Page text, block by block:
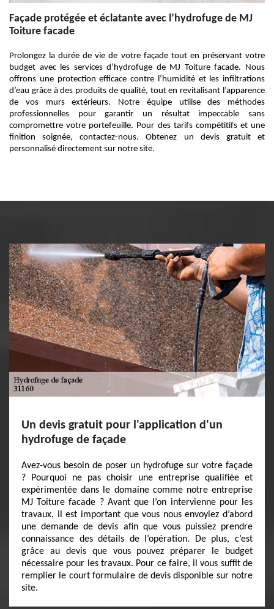
Façade protégée et éclatante avec l’hydrofuge de MJ
Toiture facade
Prolongez la durée de vie de votre façade tout en préservant votre
budget avec les services d’hydrofuge de MJ Toiture facade. Nous
offrons une protection efficace contre l’humidité et les infiltrations
d’eau grâce à des produits de qualité, tout en revitalisant l’apparence
de vos murs extérieurs. Notre équipe utilise des méthodes
professionnelles pour garantir un résultat impeccable sans
compromettre votre portefeuille. Pour des tarifs compétitifs et une
finition soignée, contactez-nous. Obtenez un devis gratuit et
personnalisé directement sur notre site.
Un devis gratuit pour l'application d'un
hydrofuge de façade
Avez-vous besoin de poser un hydrofuge sur votre façade
? Pourquoi ne pas choisir une entreprise qualifiée et
expérimentée dans le domaine comme notre entreprise
MJ Toiture facade ? Avant que l’on intervienne pour les
travaux, il est important que vous nous envoyiez d’abord
une demande de devis afin que vous puissiez prendre
connaissance des détails de l’opération. De plus, c’est
grâce au devis que vous pouvez préparer le budget
nécessaire pour les travaux. Pour ce faire, il vous suffit de
remplier le court formulaire de devis disponible sur notre
site.